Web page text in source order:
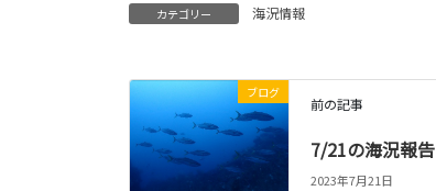
カテゴリー 海況情報
ブログ
前の記事
7/21の海況報告
2023年7月21日